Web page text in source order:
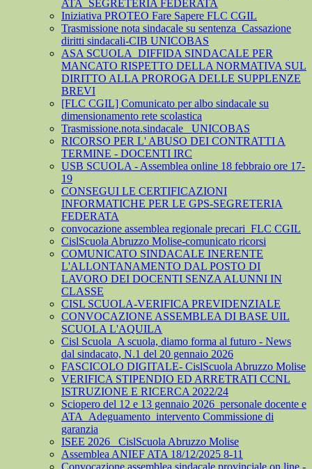
ATA_SEGRETERIA FEDERATA
Iniziativa PROTEO Fare Sapere FLC CGIL
Trasmissione nota sindacale su sentenza_Cassazione
diritti sindacali-CIB UNICOBAS
ASA SCUOLA_DIFFIDA SINDACALE PER
MANCATO RISPETTO DELLA NORMATIVA SUL
DIRITTO ALLA PROROGA DELLE SUPPLENZE
BREVI
[FLC CGIL] Comunicato per albo sindacale su
dimensionamento rete scolastica
Trasmissione.nota.sindacale _UNICOBAS
RICORSO PER L' ABUSO DEI CONTRATTI A
TERMINE - DOCENTI IRC
USB SCUOLA - Assemblea online 18 febbraio ore 17-
19
CONSEGUI LE CERTIFICAZIONI
INFORMATICHE PER LE GPS-SEGRETERIA
FEDERATA
convocazione assemblea regionale precari_FLC CGIL
CislScuola Abruzzo Molise-comunicato ricorsi
COMUNICATO SINDACALE INERENTE
L'ALLONTANAMENTO DAL POSTO DI
LAVORO DEI DOCENTI SENZA ALUNNI IN
CLASSE
CISL SCUOLA-VERIFICA PREVIDENZIALE
CONVOCAZIONE ASSEMBLEA DI BASE UIL
SCUOLA L'AQUILA
Cisl Scuola_A scuola, diamo forma al futuro - News
dal sindacato, N.1 del 20 gennaio 2026
FASCICOLO DIGITALE- CislScuola Abruzzo Molise
VERIFICA STIPENDIO ED ARRETRATI CCNL
ISTRUZIONE E RICERCA 2022/24
Sciopero del 12 e 13 gennaio 2026_personale docente e
ATA_Adeguamento_intervento Commissione di
garanzia
ISEE 2026_ CislScuola Abruzzo Molise
Assemblea ANIEF ATA 18/12/2025 8-11